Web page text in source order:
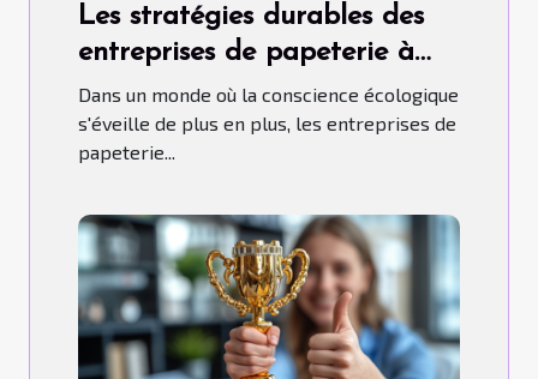
Les stratégies durables des
entreprises de papeterie à
travers le monde
Dans un monde où la conscience écologique
s'éveille de plus en plus, les entreprises de
papeterie...